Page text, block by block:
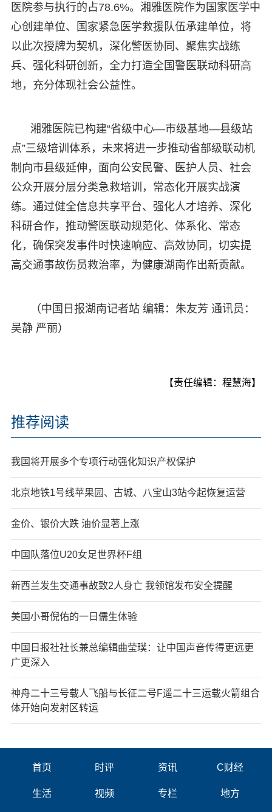
医院参与执行的占78.6%。湘雅医院作为国家医学中
心创建单位、国家紧急医学救援队伍承建单位，将
以此次授牌为契机，深化警医协同、聚焦实战练
兵、强化科研创新，全力打造全国警医联动科研高
地，充分体现社会公益性。
湘雅医院已构建“省级中心—市级基地—县级站
点”三级培训体系，未来将进一步推动省部级联动机
制向市县级延伸，面向公安民警、医护人员、社会
公众开展分层分类急救培训，常态化开展实战演
练。通过健全信息共享平台、强化人才培养、深化
科研合作，推动警医联动规范化、体系化、常态
化，确保突发事件时快速响应、高效协同，切实提
高交通事故伤员救治率，为健康湖南作出新贡献。
（中国日报湖南记者站 编辑：朱友芳 通讯员：
吴静 严丽）
【责任编辑：程慧海】
推荐阅读
我国将开展多个专项行动强化知识产权保护
北京地铁1号线苹果园、古城、八宝山3站今起恢复运营
金价、银价大跌 油价显著上涨
中国队落位U20女足世界杯F组
新西兰发生交通事故致2人身亡 我领馆发布安全提醒
美国小哥倪佑的一日儒生体验
中国日报社社长兼总编辑曲莹璞：让中国声音传得更远更
广更深入
神舟二十三号载人飞船与长征二号F遥二十三运载火箭组合
体开始向发射区转运
首页 时评 资讯 C财经
生活 视频 专栏 地方